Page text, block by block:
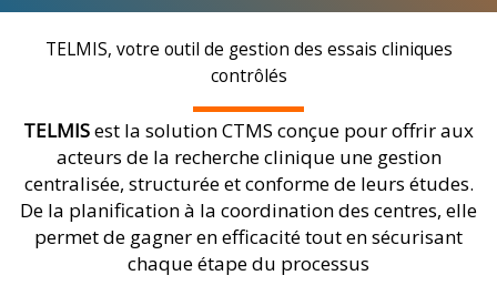
TELMIS, votre outil de gestion des essais cliniques
contrôlés
TELMISest la solution CTMS conçue pour offrir aux
acteurs de la recherche clinique une gestion
centralisée, structurée et conforme de leurs études.
De la planification à la coordination des centres, elle
permet de gagner en efficacité tout en sécurisant
chaque étape du processus